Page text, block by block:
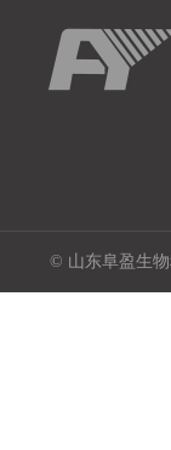
© 山东阜盈生